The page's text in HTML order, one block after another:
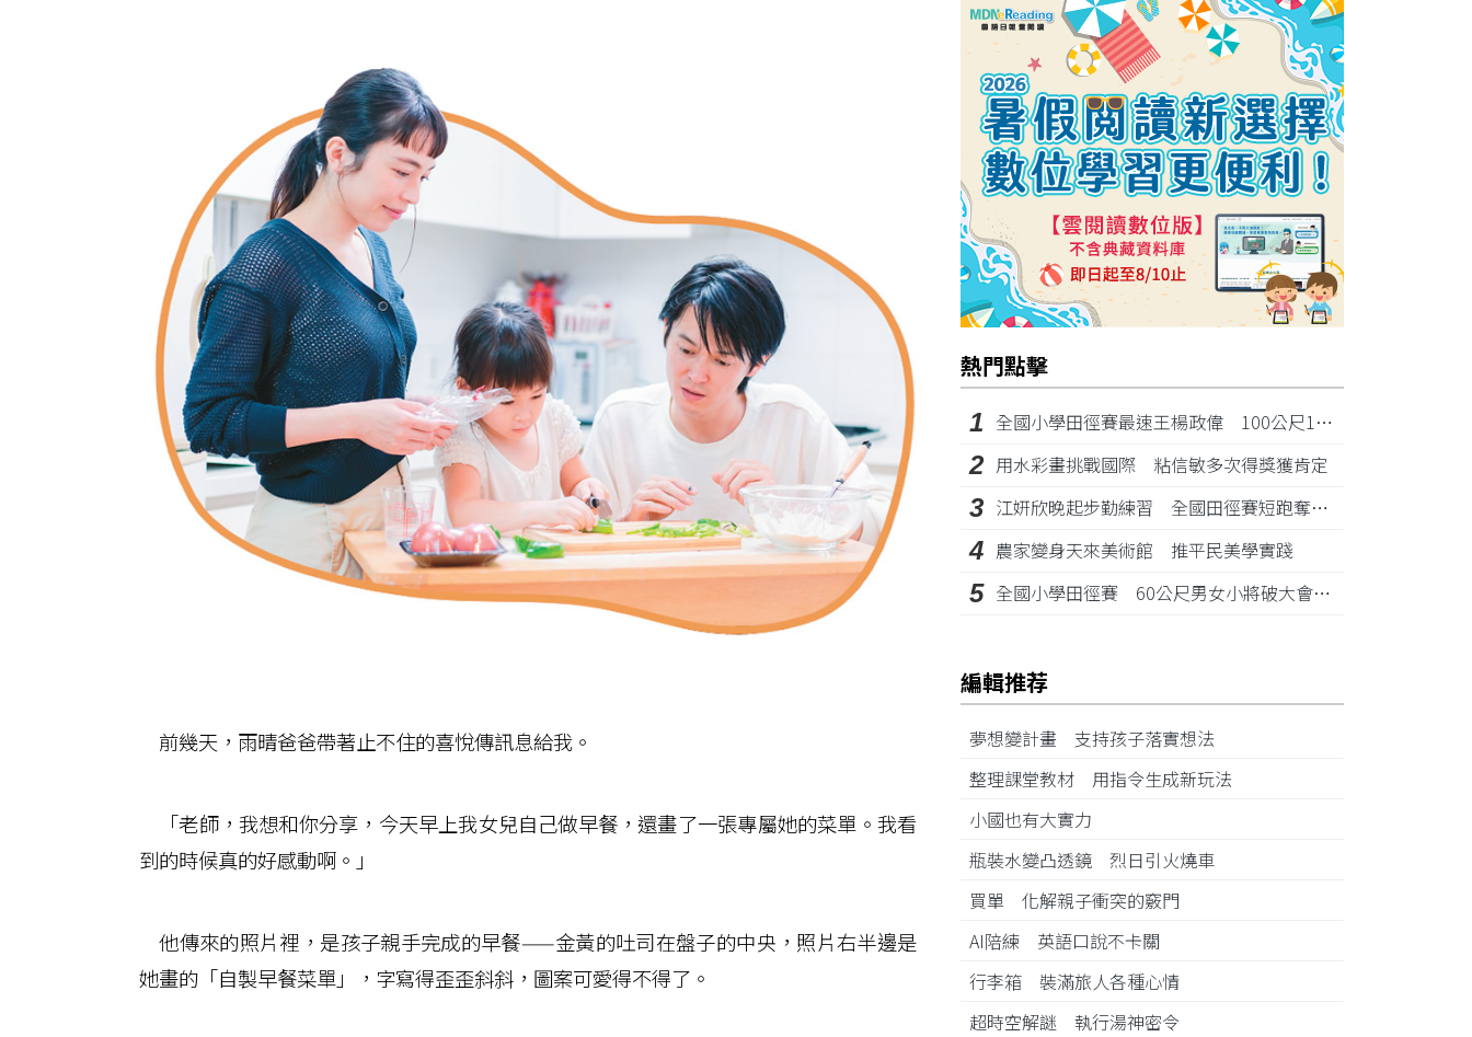
前幾天，雨晴爸爸帶著止不住的喜悅傳訊息給我。
「老師，我想和你分享，今天早上我女兒自己做早餐，還畫了一張專屬她的菜單。我看
到的時候真的好感動啊。」
他傳來的照片裡，是孩子親手完成的早餐——金黃的吐司在盤子的中央，照片右半邊是
她畫的「自製早餐菜單」，字寫得歪歪斜斜，圖案可愛得不得了。
熱門點擊
1 全國小學田徑賽最速王楊政偉 100公尺11秒87奪金
2 用水彩畫挑戰國際 粘信敏多次得獎獲肯定
3 江姸欣晚起步勤練習 全國田徑賽短跑奪金摘銅
4 農家變身天來美術館 推平民美學實踐
5 全國小學田徑賽 60公尺男女小將破大會紀錄
編輯推荐
夢想變計畫 支持孩子落實想法
整理課堂教材 用指令生成新玩法
小國也有大實力
瓶裝水變凸透鏡 烈日引火燒車
買單 化解親子衝突的竅門
AI陪練 英語口說不卡關
行李箱 裝滿旅人各種心情
超時空解謎 執行湯神密令